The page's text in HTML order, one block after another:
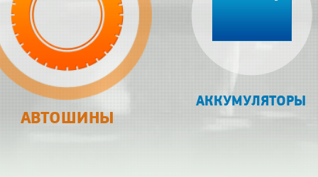
АВТОШИНЫ
АККУМУЛЯТОРЫ